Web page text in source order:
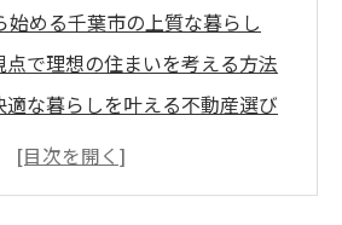
始める千葉市の上質な暮らし
点で理想の住まいを考える方法
な暮らしを叶える不動産選び
と不動産の相性から見た住まい